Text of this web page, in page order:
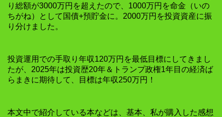
り総額が3000万円を超えたので、1000万円を命金（いの
ちがね）として国債+預貯金に。2000万円を投資資産に振
り分けました。
投資運用での手取り年収120万円を最低目標にしてきまし
たが、2025年は投資歴20年＆トランプ政権1年目の経済ば
らまきに期待して、目標は年収250万円！
本文中で紹介している本などは、基本、私が購入した感想